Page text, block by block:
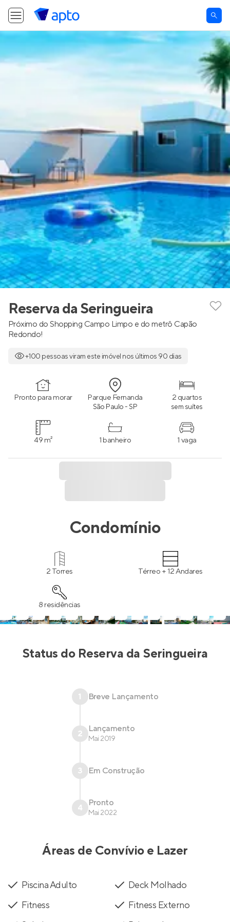
Reserva da Seringueira
Próximo do Shopping Campo Limpo e do metrô Capão
Redondo!
+100 pessoas viram este imóvel nos últimos 90 dias
Pronto para morar Parque Fernanda
São Paulo - SP
2 quartos
sem suítes
49 m² 1 banheiro 1 vaga
Condomínio
2 Torres Térreo + 12 Andares
8 residências
Status do Reserva da Seringueira
1 Breve Lançamento
2 Lançamento
Mai 2019
3 Em Construção
4 Pronto
Mai 2022
Áreas de Convívio e Lazer
Piscina Adulto
Deck Molhado
Fitness
Fitness Externo